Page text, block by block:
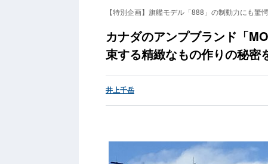
【特別企画】旗艦モデル「888」の制動力にも驚愕
カナダのアンプブランド「
束する精緻なもの作りの秘密
井上千岳